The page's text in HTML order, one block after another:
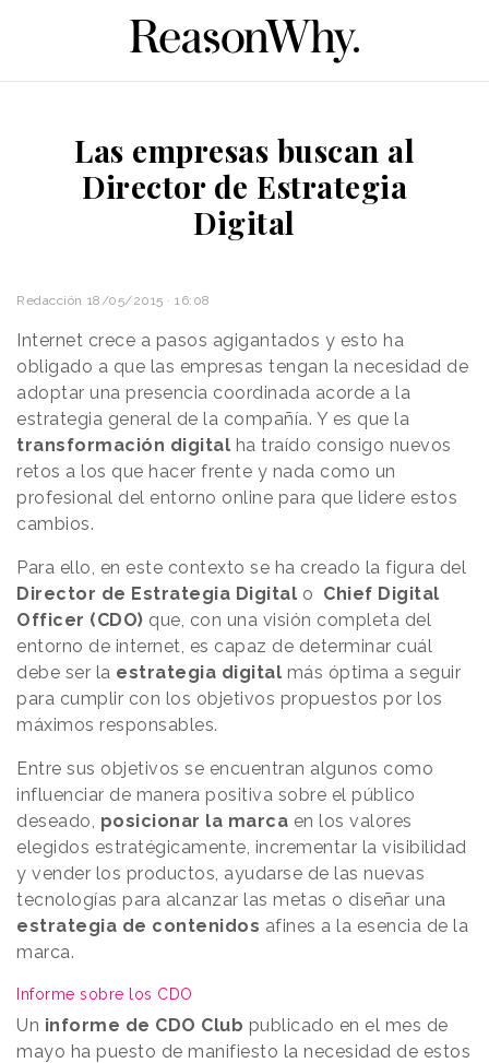
Las empresas buscan al
Director de Estrategia
Digital
Redacción 18/05/2015 · 16:08
Internet crece a pasos agigantados y esto ha
obligado a que las empresas tengan la necesidad de
adoptar una presencia coordinada acorde a la
estrategia general de la compañía. Y es que la
transformación digital ha traído consigo nuevos
retos a los que hacer frente y nada como un
profesional del entorno online para que lidere estos
cambios.
Para ello, en este contexto se ha creado la figura del
Director de Estrategia Digital o Chief Digital
Officer (CDO) que, con una visión completa del
entorno de internet, es capaz de determinar cuál
debe ser la estrategia digital más óptima a seguir
para cumplir con los objetivos propuestos por los
máximos responsables.
Entre sus objetivos se encuentran algunos como
influenciar de manera positiva sobre el público
deseado, posicionar la marca en los valores
elegidos estratégicamente, incrementar la visibilidad
y vender los productos, ayudarse de las nuevas
tecnologías para alcanzar las metas o diseñar una
estrategia de contenidos afines a la esencia de la
marca.
Informe sobre los CDO
Un informe de CDO Club publicado en el mes de
mayo ha puesto de manifiesto la necesidad de estos